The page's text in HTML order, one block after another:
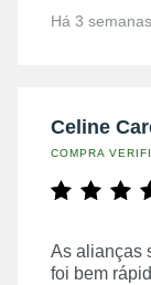
Há 3 semanas
Celine
COMPRA
As alianças
foi bem